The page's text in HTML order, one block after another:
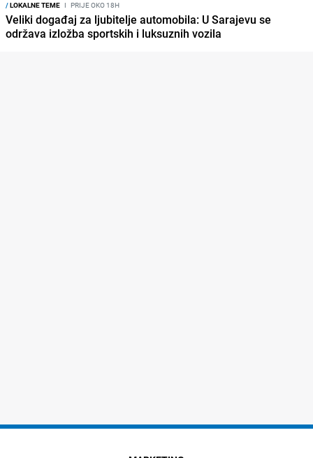
/LOKALNE TEME I PRIJE OKO 18H
Veliki događaj za ljubitelje automobila: U Sarajevu se
održava izložba sportskih i luksuznih vozila